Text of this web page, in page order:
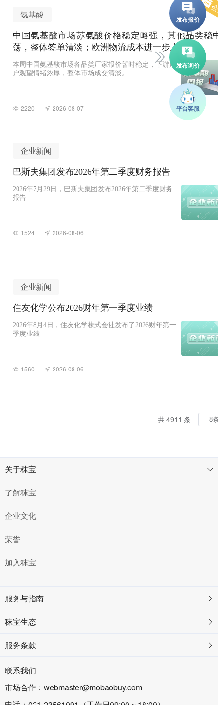
氨基酸
中国氨基酸市场苏氨酸价格稳定略强，其他品类稳
荡，整体签单清淡；欧洲物流成本进一步上升
本周中国氨基酸市场各品类厂家报价暂时稳定，下游用
户观望情绪浓厚，整体市场成交清淡。
2220 2026-08-07
企业新闻
巴斯夫集团发布2026年第二季度财务报告
2026年7月29日，巴斯夫集团发布2026年第二季度财务
报告
1524 2026-08-06
企业新闻
住友化学公布2026财年第一季度业绩
2026年8月4日，住友化学株式会社发布了2026财年第一
季度业绩
1560 2026-08-06
共 4911 条
关于秣宝
了解秣宝
企业文化
荣誉
加入秣宝
服务与指南
秣宝生态
服务条款
联系我们
市场合作：webmaster@mobaobuy.com